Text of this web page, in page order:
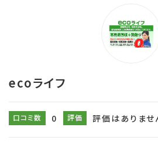
ecoライフ
口コミ数 0 評価 評価はありませ